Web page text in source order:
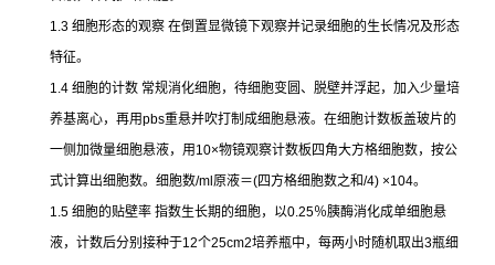
1.3 细胞形态的观察 在倒置显微镜下观察并记录细胞的生长情况及形态
特征。
1.4 细胞的计数 常规消化细胞，待细胞变圆、脱壁并浮起，加入少量培
养基离心，再用pbs重悬并吹打制成细胞悬液。在细胞计数板盖玻片的
一侧加微量细胞悬液，用 10×物镜观察计数板四角大方格细胞数，按公
式计算出细胞数。细胞数/ml 原液＝(四方格细胞数之和/4) ×104。
1.5 细胞的贴壁率 指数生长期的细胞，以0.25％胰酶消化成单细胞悬
液，计数后分别接种于12个25cm2培养瓶中，每两小时随机取出3瓶细